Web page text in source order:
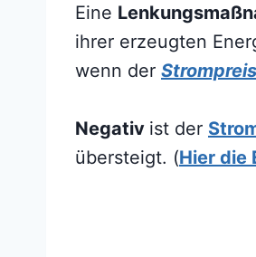
Eine
ihrer erzeugten
wenn der Strompreis
Negativ ist der
übersteigt. (Hier die